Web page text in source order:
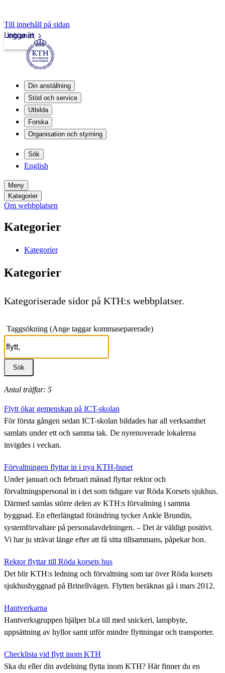
Till innehåll på sidan
Intranät
Logga in
Din anställning
Stöd och service
Utbilda
Forska
Organisation och styrning
Sök
English
Meny
Kategorier
Om webbplatsen
Kategorier
Kategorier
Kategorier
Kategoriserade sidor på KTH:s webbplatser.
Taggsökning (Ange taggar kommaseparerade)
Antal träffar: 5
Flytt ökar gemenskap på ICT-skolan
För första gången sedan ICT-skolan bildades har all verksamhet
samlats under ett och samma tak. De nyrenoverade lokalerna
invigdes i veckan.
Förvaltningen flyttar in i nya KTH-huset
Under januari och februari månad flyttar rektor och
förvaltningspersonal in i det som tidigare var Röda Korsets sjukhus.
Därmed samlas större delen av KTH:s förvaltning i samma
byggnad. En efterlängtad förändring tycker Ankie Brundin,
systemförvaltare på personalavdelningen. – Det är väldigt positivt.
Vi har ju strävat länge efter att få sitta tillsammans, påpekar hon.
Rektor flyttar till Röda korsets hus
Det blir KTH:s ledning och förvaltning som tar över Röda korsets
sjukhusbyggnad på Brinellvägen. Flytten beräknas gå i mars 2012.
Hantverkarna
Hantverksgruppen hjälper bl.a till med snickeri, lampbyte,
uppsättning av hyllor samt utför mindre flyttningar och transporter.
Checklista vid flytt inom KTH
Ska du eller din avdelning flytta inom KTH? Här finner du en